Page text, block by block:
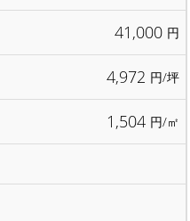
41,000 円
4,972 円/坪
1,504 円/㎡